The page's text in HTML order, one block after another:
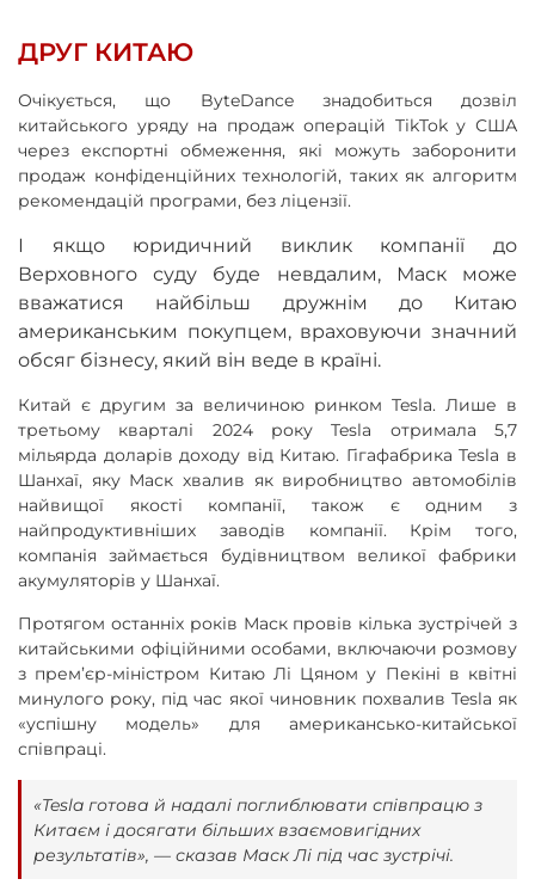
ДРУГ КИТАЮ
Очікується, що ByteDance знадобиться дозвіл
китайського уряду на продаж операцій TikTok у США
через експортні обмеження, які можуть заборонити
продаж конфіденційних технологій, таких як алгоритм
рекомендацій програми, без ліцензії.
І якщо юридичний виклик компанії до
Верховного суду буде невдалим, Маск може
вважатися найбільш дружнім до Китаю
американським покупцем, враховуючи значний
обсяг бізнесу, який він веде в країні.
Китай є другим за величиною ринком Tesla. Лише в
третьому кварталі 2024 року Tesla отримала 5,7
мільярда доларів доходу від Китаю. Гігафабрика Tesla в
Шанхаї, яку Маск хвалив як виробництво автомобілів
найвищої якості компанії, також є одним з
найпродуктивніших заводів компанії. Крім того,
компанія займається будівництвом великої фабрики
акумуляторів у Шанхаї.
Протягом останніх років Маск провів кілька зустрічей з
китайськими офіційними особами, включаючи розмову
з прем’єр-міністром Китаю Лі Цяном у Пекіні в квітні
минулого року, під час якої чиновник похвалив Tesla як
«успішну модель» для американсько-китайської
співпраці.
«Tesla готова й надалі поглиблювати співпрацю з
Китаєм і досягати більших взаємовигідних
результатів», — сказав Маск Лі під час зустрічі.